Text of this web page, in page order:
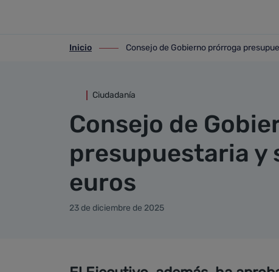
ir-a inicio
Inicio
ir-a Consejo de Gobierno prórroga
Consejo de Gobierno prórroga
Ciudadanía
Consejo de
presupuestaria y
euros
23 de diciembre de 2025